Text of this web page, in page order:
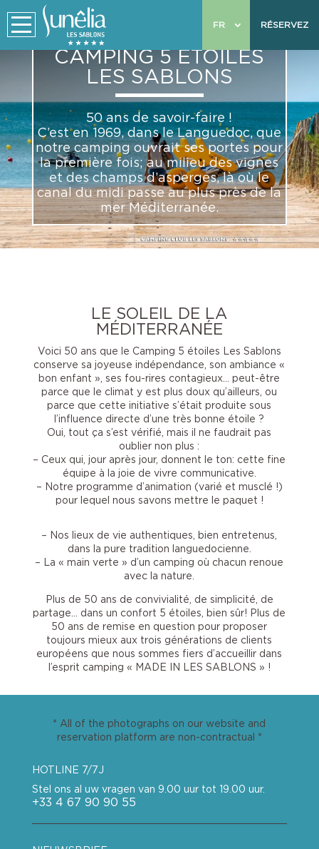
RÉSERVEZ
FR
CAMPING 5 ÉTOILES
LES SABLONS
50 ans de savoir-faire !
C’est en 1969, dans le Languedoc, que
notre camping ouvrait ses portes pour
la première fois; au milieu des vignes
et des champs d’asperges, là où le
canal du midi passe au plus près de la
mer Méditerranée.
LE SOLEIL DE LA
MÉDITERRANÉE
Voici 50 ans que le Camping 5 étoiles Les Sablons
conserve sa joyeuse indépendance, son ambiance «
bon enfant », ses fou-rires contagieux… peut-être
parce que le climat y est plus doux qu’ailleurs, ou
parce que cette initiative s’était produite sous
l’influence directe d’une très bonne étoile ?
Oui, tout ça s’est vérifié, mais il ne faudrait pas
oublier non plus :
– Ceux qui, jour après jour, donnent le ton: cette fine
équipe à la joie de vivre communicative.
– Notre programme d’animation (varié et musclé !)
pour lequel nous savons mettre le paquet !
– Nos lieux de vie authentiques, bien entretenus,
dans la pure tradition languedocienne.
– La « main verte » d’un camping où chacun renoue
avec la nature.
Plus de 50 ans de convivialité, de simplicité, de
partage… dans un confort 5 étoiles, bien sûr! Plus de
50 ans de remise en question pour proposer
toujours mieux aux trois générations de clients
européens que nous sommes fiers d’accueillir dans
l’esprit camping « MADE IN LES SABLONS » !
* All of the photographs on our website and
reservation platform are non-contractual *
HOTLINE 7/7J
Stel ons al uw vragen van 9.00 uur tot 19.00 uur.
+33 4 67 90 90 55